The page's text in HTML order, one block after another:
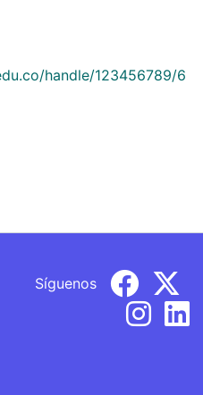
handle/123456789/6
Síguenos